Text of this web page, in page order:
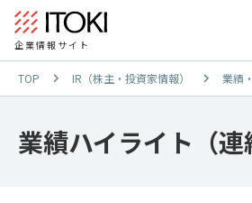
企業情報サイト
TOP IR（株主・投資家情報） 業績
業績ハイライト（連